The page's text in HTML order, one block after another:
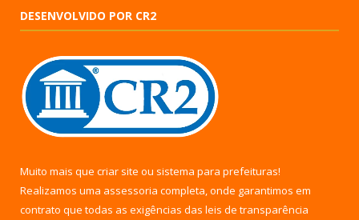
DESENVOLVIDO POR CR2
Muito mais que criar site ou sistema para prefeituras!
Realizamos uma assessoria completa, onde garantimos em
contrato que todas as exigências das leis de transparência